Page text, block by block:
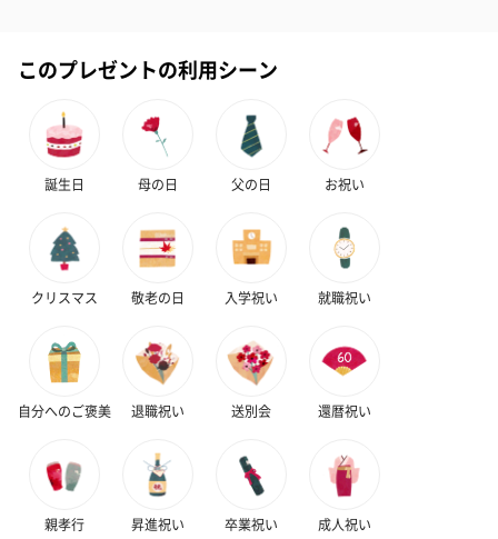
このプレゼントの利用シーン
誕生日 母の日 父の日 お祝い
クリスマス 敬老の日 入学祝い 就職祝い
自分へのご褒美 退職祝い 送別会 還暦祝い
親孝行 昇進祝い 卒業祝い 成人祝い